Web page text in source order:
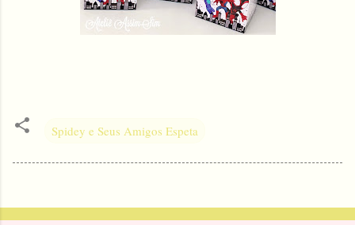
Spidey e Seus Amigos Espeta